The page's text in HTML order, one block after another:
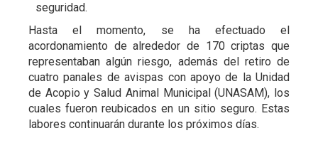
seguridad.
Hasta el momento, se ha efectuado el
acordonamiento de alrededor de 170 criptas que
representaban algún riesgo, además del retiro de
cuatro panales de avispas con apoyo de la Unidad
de Acopio y Salud Animal Municipal (UNASAM), los
cuales fueron reubicados en un sitio seguro. Estas
labores continuarán durante los próximos días.